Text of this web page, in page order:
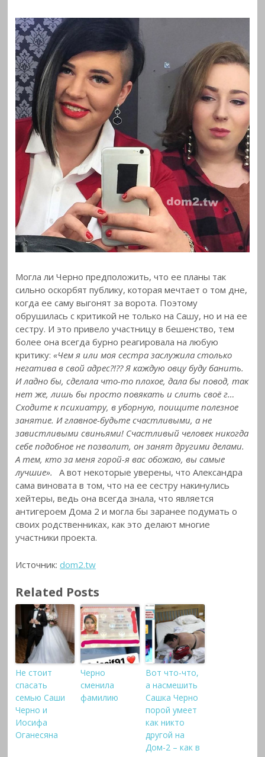
Могла ли Черно предположить, что ее планы так
сильно оскорбят публику, которая мечтает о том дне,
когда ее саму выгонят за ворота. Поэтому
обрушилась с критикой не только на Сашу, но и на ее
сестру. И это привело участницу в бешенство, тем
более она всегда бурно реагировала на любую
критику:«Чем я или моя сестра заслужила столько
негатива в свой адрес?!?? Я каждую овцу буду банить.
И ладно бы, сделала что-то плохое, дала бы повод, так
нет же, лишь бы просто повякать и слить своё г…
Сходите к психиатру, в уборную, поищите полезное
занятие. И главное-будьте счастливыми, а не
завистливыми свиньями! Счастливый человек никогда
себе подобное не позволит, он занят другими делами.
А тем, кто за меня горой-я вас обожаю, вы самые
лучшие».
А вот некоторые уверены, что Александра
сама виновата в том, что на ее сестру накинулись
хейтеры, ведь она всегда знала, что является
антигероем Дома 2 и могла бы заранее подумать о
своих родственниках, как это делают многие
участники проекта.
Источник:dom2.tw
Related Posts
Не стоит
спасать
семью Саши
Черно и
Иосифа
Оганесяна
Черно
сменила
фамилию
Вот что-что,
а насмешить
Сашка Черно
порой умеет
как никто
другой на
Дом-2 – как в